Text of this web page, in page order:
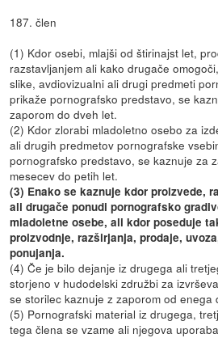
187. člen
(1) Kdor osebi, mlajši od štirinajst let,
razstavljanjem ali kako drugače
slike, avdiovizualni ali drugi predmeti
prikaže pornografsko predstavo, se
zaporom do dveh let.
(2) Kdor zlorabi mladoletno osebo za
ali drugih predmetov pornografske
pornografsko predstavo, se kaznuje za
mesecev do petih let.
(3) Enako se kaznuje kdor proizvede,
ali drugače ponudi pornografsko
mladoletne osebe, ali kdor poseduje
proizvodnje, razširjanja, prodaje,
ponujanja.
(4) Če je bilo dejanje iz drugega ali
storjeno v hudodelski združbi za
se storilec kaznuje z zaporom od enega
(5) Pornografski material iz drugega,
tega člena se vzame ali njegova